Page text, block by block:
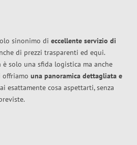
sinonimo di eccellente servizio di
di prezzi trasparenti ed equi.
è solo una sfida logistica ma anche
offriamo una panoramica dettagliata e
esattamente cosa aspettarti, senza